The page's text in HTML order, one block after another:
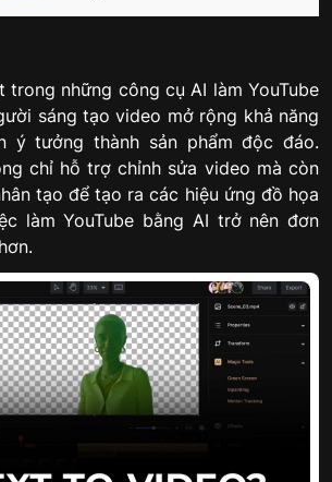
trong những công cụ AI làm YouTube
sáng tạo video mở rộng khả năng
ý tưởng thành sản phẩm độc đáo.
chỉ hỗ trợ chỉnh sửa video mà còn
tạo để tạo ra các hiệu ứng đồ họa
làm YouTube bằng AI trở nên đơn